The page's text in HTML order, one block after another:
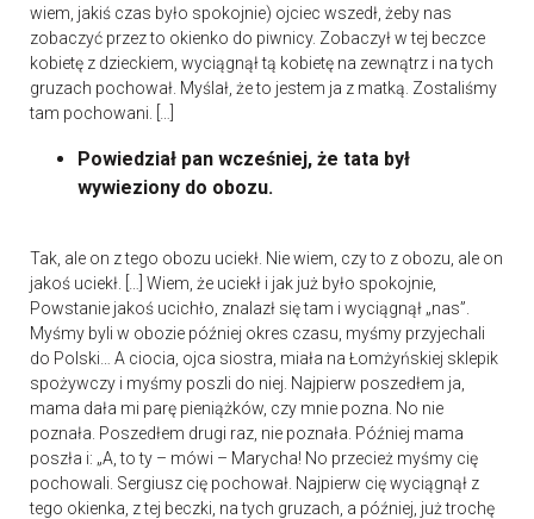
wiem, jakiś czas było spokojnie) ojciec wszedł, żeby nas
zobaczyć przez to okienko do piwnicy. Zobaczył w tej beczce
kobietę z dzieckiem, wyciągnął tą kobietę na zewnątrz i na tych
gruzach pochował. Myślał, że to jestem ja z matką. Zostaliśmy
tam pochowani. […]
Powiedział pan wcześniej, że tata był
wywieziony do obozu.
Tak, ale on z tego obozu uciekł. Nie wiem, czy to z obozu, ale on
jakoś uciekł. […] Wiem, że uciekł i jak już było spokojnie,
Powstanie jakoś ucichło, znalazł się tam i wyciągnął „nas”.
Myśmy byli w obozie później okres czasu, myśmy przyjechali
do Polski… A ciocia, ojca siostra, miała na Łomżyńskiej sklepik
spożywczy i myśmy poszli do niej. Najpierw poszedłem ja,
mama dała mi parę pieniążków, czy mnie pozna. No nie
poznała. Poszedłem drugi raz, nie poznała. Później mama
poszła i: „A, to ty – mówi – Marycha! No przecież myśmy cię
pochowali. Sergiusz cię pochował. Najpierw cię wyciągnął z
tego okienka, z tej beczki, na tych gruzach, a później, już trochę